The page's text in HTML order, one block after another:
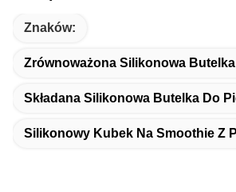
Znaków:
Zrównoważona Silikonowa
Składana Silikonowa Butelka Do
Silikonowy Kubek Na Smoothie Z